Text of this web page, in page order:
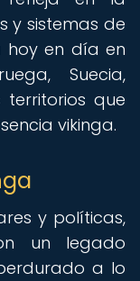
y sistemas de
hoy en día en
Suecia,
que
vikinga.
y políticas,
un legado
a lo